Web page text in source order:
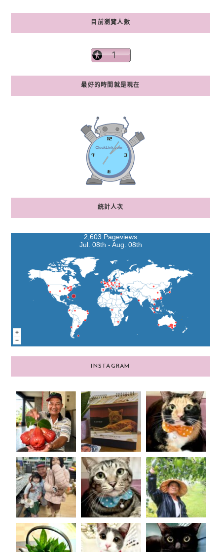
目前瀏覽人數
最好的時間就是現在
統計人次
2,603 Pageviews
Jul. 08th - Aug. 08th
INSTAGRAM